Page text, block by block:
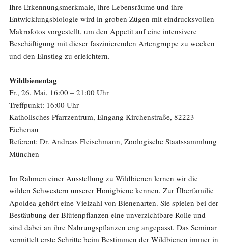
Ihre Erkennungsmerkmale, ihre Lebensräume und ihre
Entwicklungsbiologie wird in groben Zügen mit eindrucksvollen
Makrofotos vorgestellt, um den Appetit auf eine intensivere
Beschäftigung mit dieser faszinierenden Artengruppe zu wecken
und den Einstieg zu erleichtern.
Wildbienentag
Fr., 26. Mai, 16:00 – 21:00 Uhr
Treffpunkt: 16:00 Uhr
Katholisches Pfarrzentrum, Eingang Kirchenstraße, 82223
Eichenau
Referent: Dr. Andreas Fleischmann, Zoologische Staatssammlung
München
Im Rahmen einer Ausstellung zu Wildbienen lernen wir die
wilden Schwestern unserer Honigbiene kennen. Zur Überfamilie
Apoidea gehört eine Vielzahl von Bienenarten. Sie spielen bei der
Bestäubung der Blütenpflanzen eine unverzichtbare Rolle und
sind dabei an ihre Nahrungspflanzen eng angepasst. Das Seminar
vermittelt erste Schritte beim Bestimmen der Wildbienen immer in